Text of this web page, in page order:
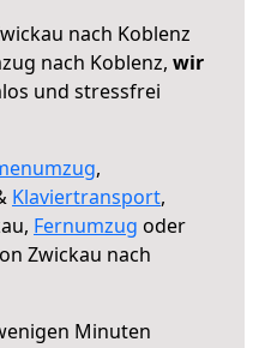
nach Koblenz
nach Koblenz, wir
und stressfrei
,
Klaviertransport,
Fernumzug oder
Zwickau nach
Minuten